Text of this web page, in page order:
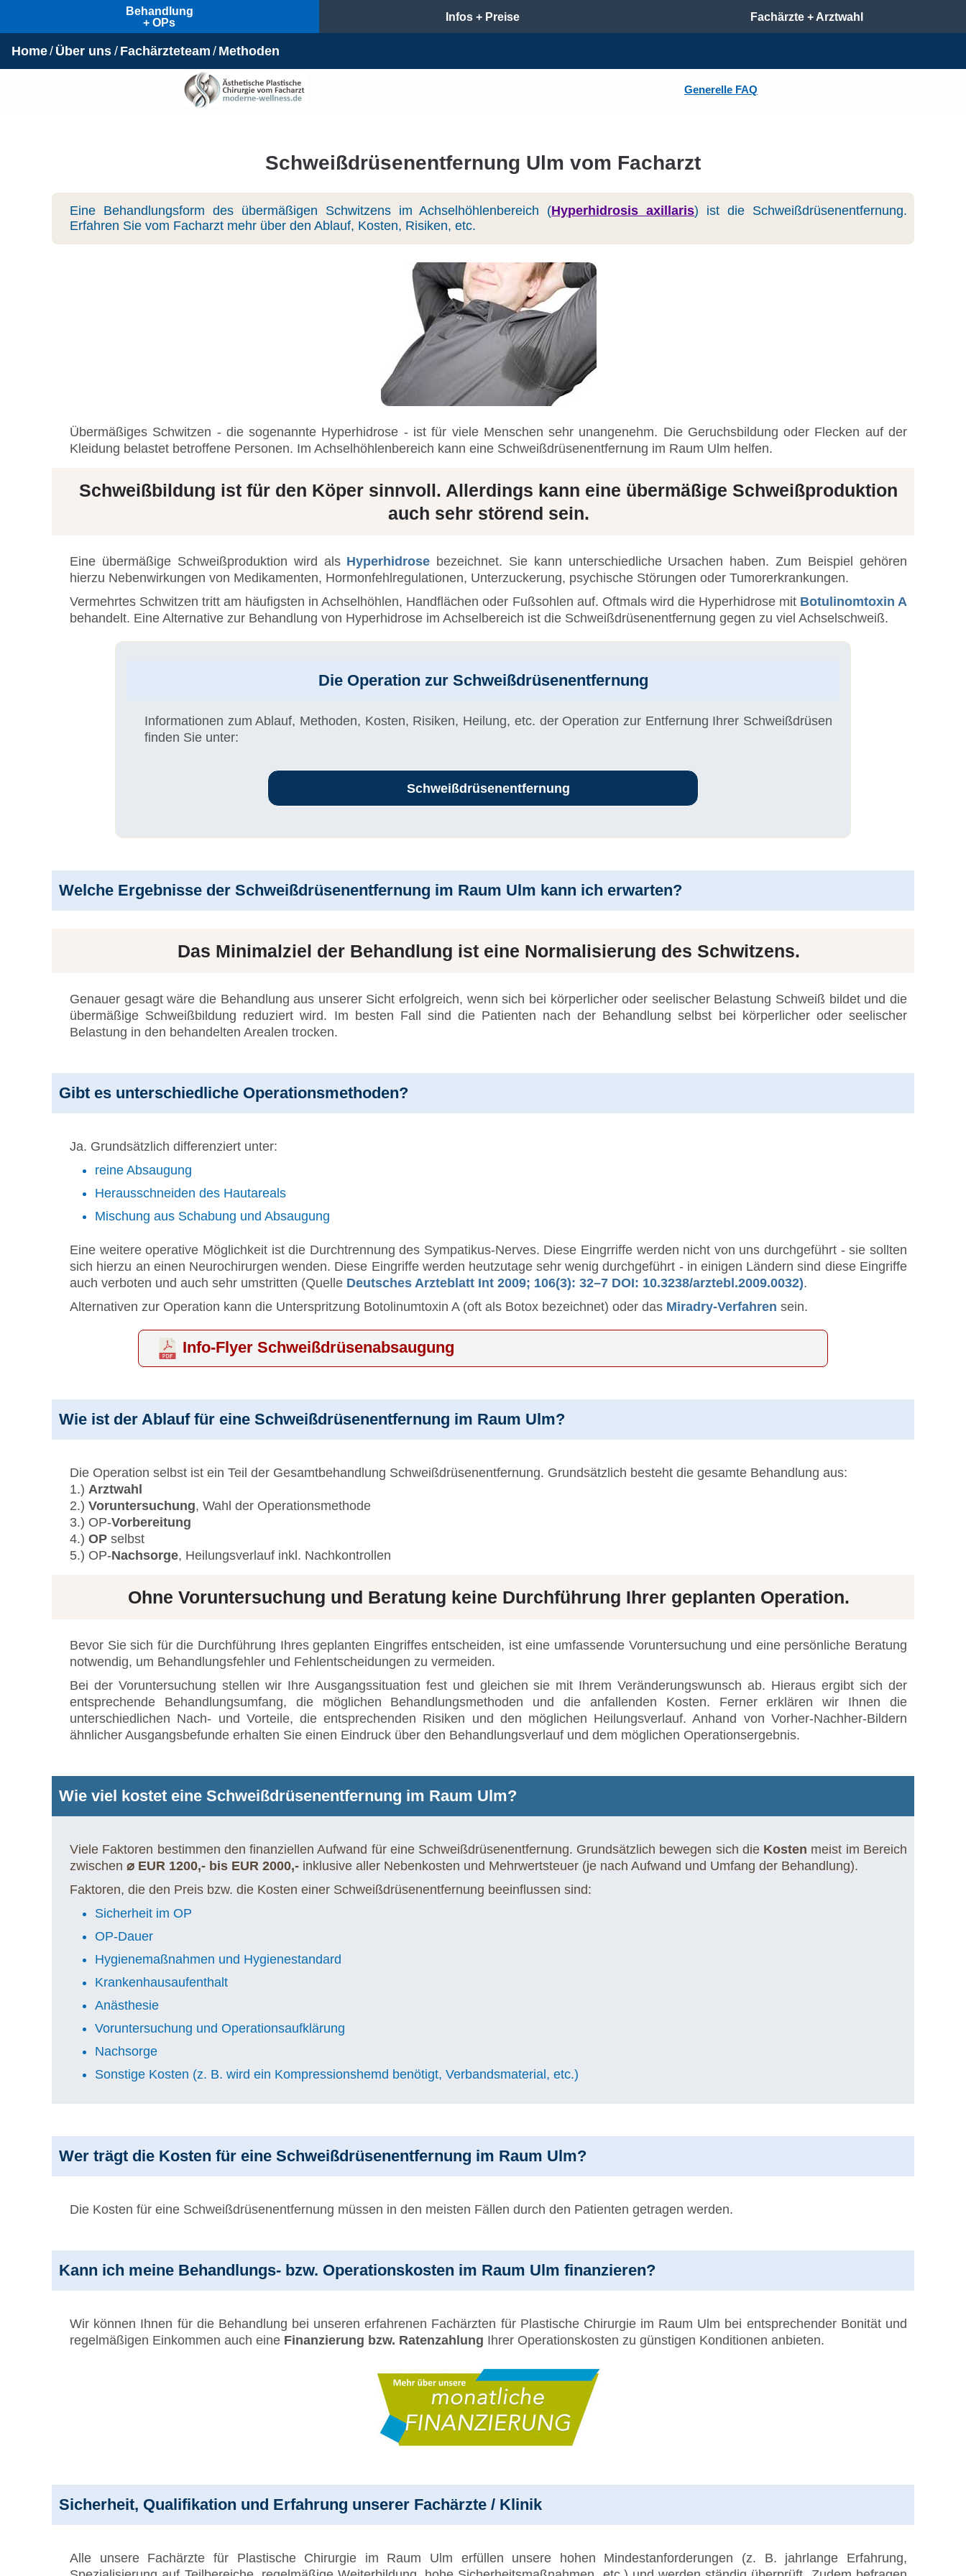
Generelle FAQ
Behandlung
+ OPs
Infos + Preise Fachärzte + Arztwahl
Home Über uns Fachärzteteam Methoden
Schweißdrüsenentfernung Ulm vom Facharzt
Eine Behandlungsform des übermäßigen Schwitzens im Achselhöhlenbereich (Hyperhidrosis axillaris) ist die Schweißdrüsenentfernung.
Erfahren Sie vom Facharzt mehr über den Ablauf, Kosten, Risiken, etc.
Übermäßiges Schwitzen - die sogenannte Hyperhidrose - ist für viele Menschen sehr unangenehm. Die Geruchsbildung oder Flecken auf der
Kleidung belastet betroffene Personen. Im Achselhöhlenbereich kann eine Schweißdrüsenentfernung im Raum Ulm helfen.
Schweißbildung ist für den Köper sinnvoll. Allerdings kann eine übermäßige Schweißproduktion
auch sehr störend sein.
Eine übermäßige Schweißproduktion wird als Hyperhidrose bezeichnet. Sie kann unterschiedliche Ursachen haben. Zum Beispiel gehören
hierzu Nebenwirkungen von Medikamenten, Hormonfehlregulationen, Unterzuckerung, psychische Störungen oder Tumorerkrankungen.
Vermehrtes Schwitzen tritt am häufigsten in Achselhöhlen, Handflächen oder Fußsohlen auf. Oftmals wird die Hyperhidrose mit Botulinomtoxin A
behandelt. Eine Alternative zur Behandlung von Hyperhidrose im Achselbereich ist die Schweißdrüsenentfernung gegen zu viel Achselschweiß.
Die Operation zur Schweißdrüsenentfernung
Informationen zum Ablauf, Methoden, Kosten, Risiken, Heilung, etc. der Operation zur Entfernung Ihrer Schweißdrüsen
finden Sie unter:
Schweißdrüsenentfernung
Welche Ergebnisse der Schweißdrüsenentfernung im Raum Ulm kann ich erwarten?
Das Minimalziel der Behandlung ist eine Normalisierung des Schwitzens.
Genauer gesagt wäre die Behandlung aus unserer Sicht erfolgreich, wenn sich bei körperlicher oder seelischer Belastung Schweiß bildet und die
übermäßige Schweißbildung reduziert wird. Im besten Fall sind die Patienten nach der Behandlung selbst bei körperlicher oder seelischer
Belastung in den behandelten Arealen trocken.
Gibt es unterschiedliche Operationsmethoden?
Ja. Grundsätzlich differenziert unter:
reine Absaugung
Herausschneiden des Hautareals
Mischung aus Schabung und Absaugung
Eine weitere operative Möglichkeit ist die Durchtrennung des Sympatikus-Nerves. Diese Eingrriffe werden nicht von uns durchgeführt - sie sollten
sich hierzu an einen Neurochirurgen wenden. Diese Eingriffe werden heutzutage sehr wenig durchgeführt - in einigen Ländern sind diese Eingriffe
auch verboten und auch sehr umstritten (Quelle Deutsches Arzteblatt Int 2009; 106(3): 32–7 DOI: 10.3238/arztebl.2009.0032).
Alternativen zur Operation kann die Unterspritzung Botolinumtoxin A (oft als Botox bezeichnet) oder das Miradry-Verfahren sein.
Info-Flyer Schweißdrüsenabsaugung
Wie ist der Ablauf für eine Schweißdrüsenentfernung im Raum Ulm?
Die Operation selbst ist ein Teil der Gesamtbehandlung Schweißdrüsenentfernung. Grundsätzlich besteht die gesamte Behandlung aus:
1.) Arztwahl
2.)Voruntersuchung, Wahl der Operationsmethode
3.) OP-Vorbereitung
4.)OP selbst
5.) OP-Nachsorge, Heilungsverlauf inkl. Nachkontrollen
Ohne Voruntersuchung und Beratung keine Durchführung Ihrer geplanten Operation.
Bevor Sie sich für die Durchführung Ihres geplanten Eingriffes entscheiden, ist eine umfassende Voruntersuchung und eine persönliche Beratung
notwendig, um Behandlungsfehler und Fehlentscheidungen zu vermeiden.
Bei der Voruntersuchung stellen wir Ihre Ausgangssituation fest und gleichen sie mit Ihrem Veränderungswunsch ab. Hieraus ergibt sich der
entsprechende Behandlungsumfang, die möglichen Behandlungsmethoden und die anfallenden Kosten. Ferner erklären wir Ihnen die
unterschiedlichen Nach- und Vorteile, die entsprechenden Risiken und den möglichen Heilungsverlauf. Anhand von Vorher-Nachher-Bildern
ähnlicher Ausgangsbefunde erhalten Sie einen Eindruck über den Behandlungsverlauf und dem möglichen Operationsergebnis.
Wie viel kostet eine Schweißdrüsenentfernung im Raum Ulm?
Viele Faktoren bestimmen den finanziellen Aufwand für eine Schweißdrüsenentfernung. Grundsätzlich bewegen sich die Kosten meist im Bereich
zwischen⌀ EUR 1200,- bis EUR 2000,- inklusive aller Nebenkosten und Mehrwertsteuer (je nach Aufwand und Umfang der Behandlung).
Faktoren, die den Preis bzw. die Kosten einer Schweißdrüsenentfernung beeinflussen sind:
Sicherheit im OP
OP-Dauer
Hygienemaßnahmen und Hygienestandard
Krankenhausaufenthalt
Anästhesie
Voruntersuchung und Operationsaufklärung
Nachsorge
Sonstige Kosten (z. B. wird ein Kompressionshemd benötigt, Verbandsmaterial, etc.)
Wer trägt die Kosten für eine Schweißdrüsenentfernung im Raum Ulm?
Die Kosten für eine Schweißdrüsenentfernung müssen in den meisten Fällen durch den Patienten getragen werden.
Kann ich meine Behandlungs- bzw. Operationskosten im Raum Ulm finanzieren?
Wir können Ihnen für die Behandlung bei unseren erfahrenen Fachärzten für Plastische Chirurgie im Raum Ulm bei entsprechender Bonität und
regelmäßigen Einkommen auch eine Finanzierung bzw. Ratenzahlung Ihrer Operationskosten zu günstigen Konditionen anbieten.
Sicherheit, Qualifikation und Erfahrung unserer Fachärzte / Klinik
Alle unsere Fachärzte für Plastische Chirurgie im Raum Ulm erfüllen unsere hohen Mindestanforderungen (z. B. jahrlange Erfahrung,